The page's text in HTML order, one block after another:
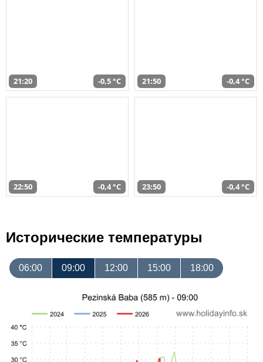
21:20 -0,5 °C 21:50 -0,4 °C
22:50 -0,4 °C 23:50 -0,4 °C
Исторические температуры
06:00 09:00 12:00 15:00 18:00